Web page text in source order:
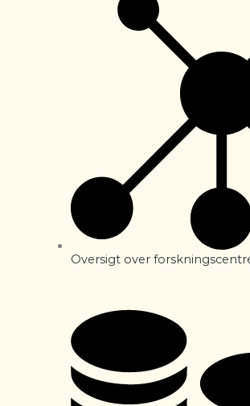
Oversigt over